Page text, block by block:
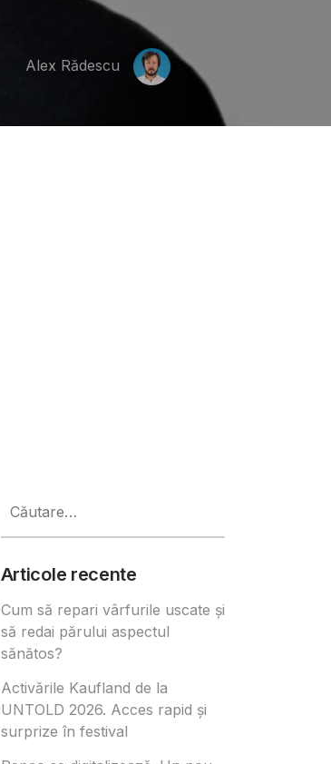
Alex Rădescu
după:
Articole recente
Cum să repari vârfurile uscate și
să redai părului aspectul
sănătos?
Activările Kaufland de la
UNTOLD 2026. Acces rapid și
surprize în festival